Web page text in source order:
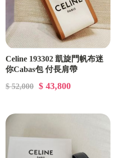
Celine 193302 凱旋門帆布迷
你Cabas包 付長肩帶
$ 52,000
$ 43,800